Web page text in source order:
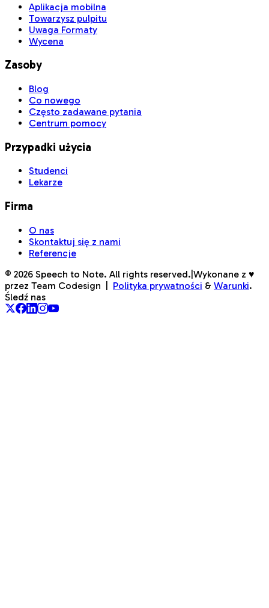
Aplikacja mobilna
Towarzysz pulpitu
Uwaga Formaty
Wycena
Zasoby
Blog
Co nowego
Często zadawane pytania
Centrum pomocy
Przypadki użycia
Studenci
Lekarze
Firma
O nas
Skontaktuj się z nami
Referencje
© 2026 Speech to Note. All rights reserved. Wykonane z ♥
przez Team Codesign
Polityka prywatności & Warunki.
Śledź nas